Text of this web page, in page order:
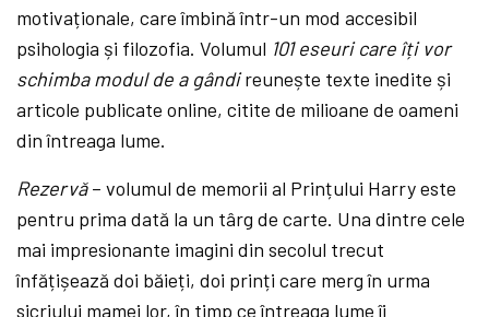
motivaționale, care îmbină într-un mod accesibil
psihologia și filozofia. Volumul 101 eseuri care îți vor
schimba modul de a gândireunește texte inedite și
articole publicate online, citite de milioane de oameni
din întreaga lume.
Rezervă– volumul de memorii al Prințului Harry este
pentru prima dată la un târg de carte. Una dintre cele
mai impresionante imagini din secolul trecut
înfățișează doi băieți, doi prinți care merg în urma
sicriului mamei lor, în timp ce întreaga lume îi